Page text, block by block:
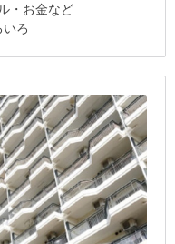
・お金など
ろ